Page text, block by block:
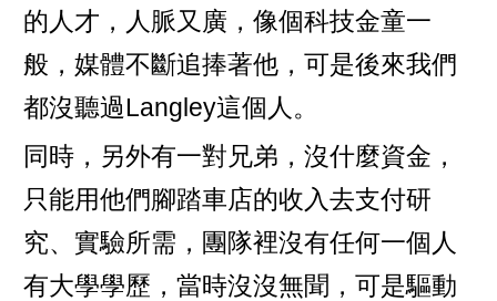
的人才，人脈又廣，像個科技金童一
般，媒體不斷追捧著他，可是後來我們
都沒聽過Langley這個人。
同時，另外有一對兄弟，沒什麼資金，
只能用他們腳踏車店的收入去支付研
究、實驗所需，團隊裡沒有任何一個人
有大學學歷，當時沒沒無聞，可是驅動